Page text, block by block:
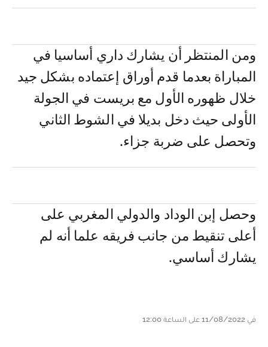
ومن المنتظر أن يشارك داري أساسيا في
المباراة بعدما قدم أوراق إعتماده بشكل جيد
خلال ظهوره الأول مع بريست في الجولة
الأولى حيث دخل بديلا في الشوط الثاني
وتحصل على ضربة جزاء.
وحصل إبن الوداد والدولي المغربي على
أعلى تنقيط من جانب فريقه علما أنه لم
يشارك أساسي.
في 11/08/2022 على الساعة 12:00